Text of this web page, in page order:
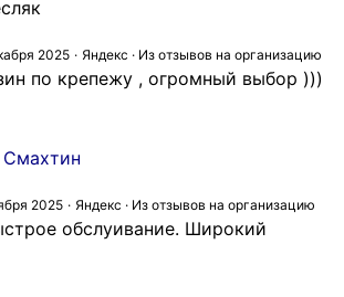
2025
Яндекс · Из отзывов на организацию
по крепежу , огромный выбор )))
2025
Яндекс · Из отзывов на организацию
обслуивание. Широкий